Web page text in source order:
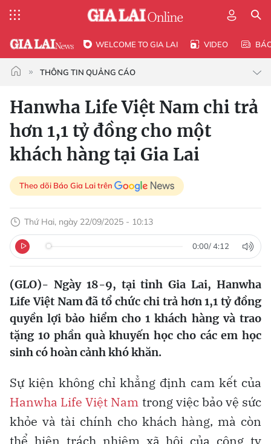
WELCOME TO GIA LAI VIDEO
THÔNG TIN QUẢNG CÁO
Hanwha Life Việt Nam chi trả
hơn 1,1 tỷ đồng cho một
khách hàng tại Gia Lai
Theo dõi Báo Gia Lai trên
Thứ Hai, ngày 22/09/2025 - 10:13
0:00/4:12
(GLO)- Ngày 18-9, tại tỉnh Gia Lai, Hanwha
Life Việt Nam đã tổ chức chi trả hơn 1,1 tỷ đồng
quyền lợi bảo hiểm cho 1 khách hàng và trao
tặng 10 phần quà khuyến học cho các em học
sinh có hoàn cảnh khó khăn.
Sự kiện không chỉ khẳng định cam kết của
Hanwha Life Việt Nam trong việc bảo vệ sức
khỏe và tài chính cho khách hàng, mà còn
thể hiện trách nhiệm xã hội của công ty